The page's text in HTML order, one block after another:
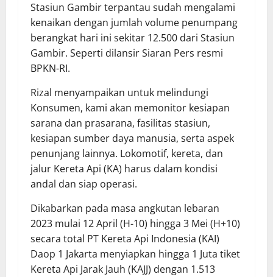
Stasiun Gambir terpantau sudah mengalami
kenaikan dengan jumlah volume penumpang
berangkat hari ini sekitar 12.500 dari Stasiun
Gambir. Seperti dilansir Siaran Pers resmi
BPKN-RI.
Rizal menyampaikan untuk melindungi
Konsumen, kami akan memonitor kesiapan
sarana dan prasarana, fasilitas stasiun,
kesiapan sumber daya manusia, serta aspek
penunjang lainnya. Lokomotif, kereta, dan
jalur Kereta Api (KA) harus dalam kondisi
andal dan siap operasi.
Dikabarkan pada masa angkutan lebaran
2023 mulai 12 April (H-10) hingga 3 Mei (H+10)
secara total PT Kereta Api Indonesia (KAI)
Daop 1 Jakarta menyiapkan hingga 1 Juta tiket
Kereta Api Jarak Jauh (KAJJ) dengan 1.513